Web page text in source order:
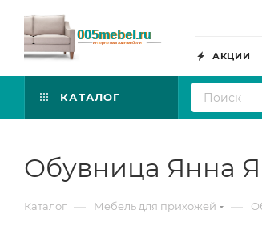
АКЦИИ
КАТАЛОГ
Обувница Янна
Каталог — Мебель для прихожей —